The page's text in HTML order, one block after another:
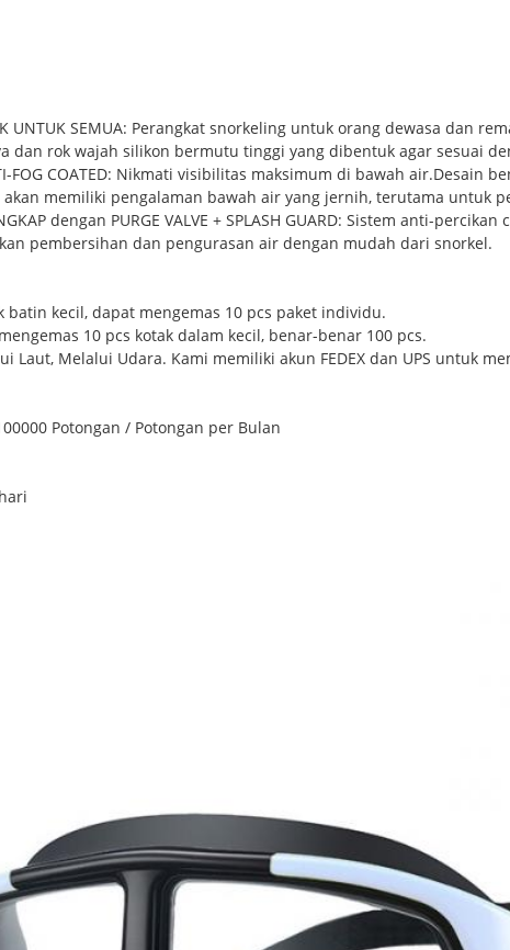
UNTUK SEMUA: Perangkat snorkeling untuk orang dewasa dan
dan rok wajah silikon bermutu tinggi yang dibentuk agar sesuai
FOG COATED: Nikmati visibilitas maksimum di bawah
memiliki pengalaman bawah air yang jernih, terutama untuk
dengan PURGE VALVE + SPLASH GUARD: Sistem anti-
pembersihan dan pengurasan air dengan mudah dari snorkel.
batin kecil, dapat mengemas 10 pcs paket individu.
10 pcs kotak dalam kecil, benar-benar 100 pcs.
Laut, Melalui Udara. Kami memiliki akun FEDEX dan UPS untuk
Potongan / Potongan per Bulan